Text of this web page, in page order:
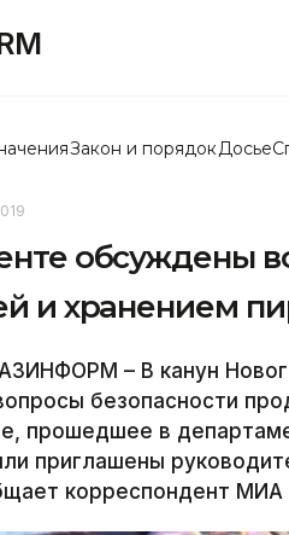
Закон и порядок Досье
обсуждены
и хранением
– В канун
безопасности
прошедшее в
приглашены
корреспондент МИА